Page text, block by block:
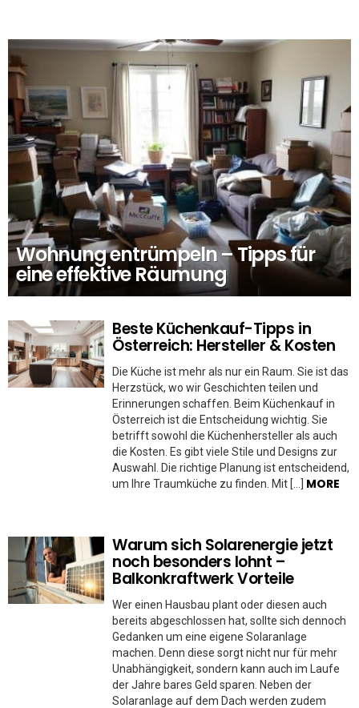
Wohnung entrümpeln – Tipps für
eine effektive Räumung
Beste Küchenkauf-Tipps in
Österreich: Hersteller & Kosten
Die Küche ist mehr als nur ein Raum. Sie ist das
Herzstück, wo wir Geschichten teilen und
Erinnerungen schaffen. Beim Küchenkauf in
Österreich ist die Entscheidung wichtig. Sie
betrifft sowohl die Küchenhersteller als auch
die Kosten. Es gibt viele Stile und Designs zur
Auswahl. Die richtige Planung ist entscheidend,
um Ihre Traumküche zu finden. Mit […] MORE
Warum sich Solarenergie jetzt
noch besonders lohnt –
Balkonkraftwerk Vorteile
Wer einen Hausbau plant oder diesen auch
bereits abgeschlossen hat, sollte sich dennoch
Gedanken um eine eigene Solaranlage
machen. Denn diese sorgt nicht nur für mehr
Unabhängigkeit, sondern kann auch im Laufe
der Jahre bares Geld sparen. Neben der
Solaranlage auf dem Dach werden zudem